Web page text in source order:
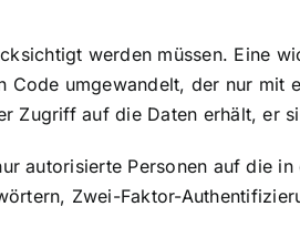
werden müssen. Eine
Code umgewandelt, der nur mit
Zugriff auf die Daten erhält, er
autorisierte Personen auf die in
Zwei-Faktor-